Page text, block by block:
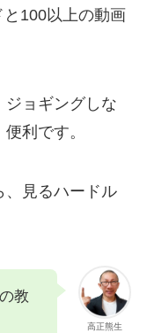
100以上の動画
ジョギングしな
利です。
、見るハードル
高正熊生
教